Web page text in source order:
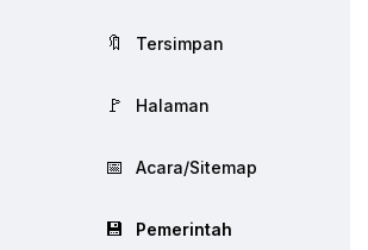
🔖 Tersimpan
🚩 Halaman
📅 Acara/Sitemap
💾 Pemerintah